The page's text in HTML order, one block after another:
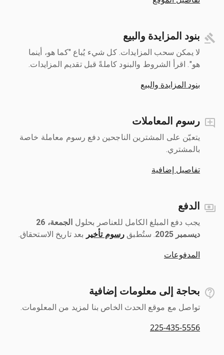
بنود المزايدة والبيع
لا يمكن سحب المزايدات. كل شيء يُباع "كما هو، أينما
هو". اقرأ الشروط والبنود كاملةً قبل تقديم المزايدات.
بنود المزايدة والبيع
رسوم المعاملات
يتعيّن على المشترين الناجحين دفع رسوم معاملة خاصة
بالمشتري.
تفاصيل إضافية
الدفع
يجب دفع المبلغ الكامل للعناصر بحلول ‎
الجمعة، 26
ديسمبر 2025
‎. ستُطبق رسوم تأخير بعد تاريخ الاستحقاق.
المدفوعات
بحاجة إلى معلومات إضافية
تواصل مع موقع الحدث الخاص بنا لمزيد من المعلومات.
225-435-5556